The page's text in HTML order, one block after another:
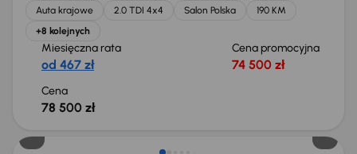
Auta krajowe 2.0 TDI 4x4 Salon Polska
190 KM
+8 kolejnych
Miesięczna rata
od 467 zł
Cena promocyjna
74 500 zł
Cena
78 500 zł